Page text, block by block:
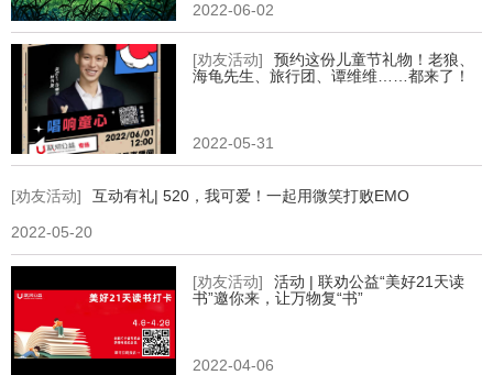
2022-06-02
[劝友活动]
预约这份儿童节礼物！老狼、
海龟先生、旅行团、谭维维……都来了！
2022-05-31
[劝友活动] 互动有礼| 520，我可爱！一起用微笑打败EMO
2022-05-20
[劝友活动]
活动 | 联劝公益“美好21天读
书”邀你来，让万物复“书”
2022-04-06